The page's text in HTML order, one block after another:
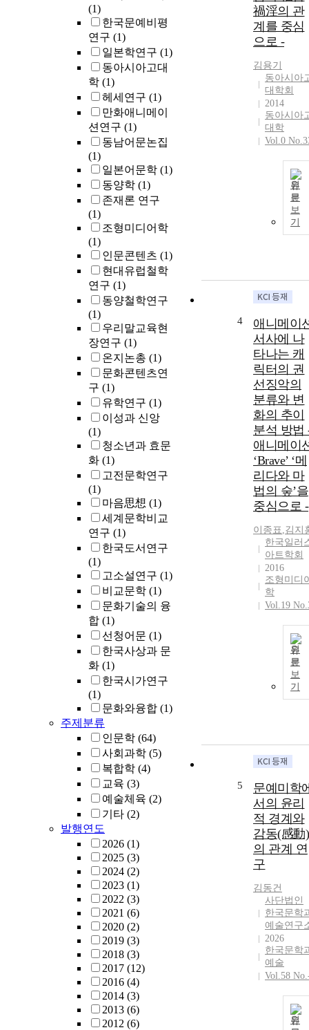
(1)
한국문예비평
연구 (1)
일본학연구 (1)
동아시아고대
학 (1)
헤세연구 (1)
만화애니메이
션연구 (1)
동남어문논집
(1)
일본어문학 (1)
동양학 (1)
존재론 연구
(1)
조형미디어학
(1)
인문콘텐츠 (1)
현대유럽철학
연구 (1)
동양철학연구
(1)
우리말교육현
장연구 (1)
온지논총 (1)
문화콘텐츠연
구 (1)
유학연구 (1)
이성과 신앙
(1)
청소년과 효문
화 (1)
고전문학연구
(1)
마음思想 (1)
세계문학비교
연구 (1)
한국도서연구
(1)
고소설연구 (1)
비교문학 (1)
문화기술의 융
합 (1)
선청어문 (1)
한국사상과 문
화 (1)
한국시가연구
(1)
문화와융합 (1)
주제분류
인문학 (64)
사회과학 (5)
복합학 (4)
교육 (3)
예술체육 (2)
기타 (2)
발행연도
2026 (1)
2025 (3)
2024 (2)
2023 (1)
2022 (3)
2021 (6)
2020 (2)
2019 (3)
2018 (3)
2017 (12)
2016 (4)
2014 (3)
2013 (6)
2012 (6)
禍淫의 관
계를 중심
으로 -
김용기
동아시아
대학회
2014
동아시아
대학
Vol.0
원
문
보
기
4
애니메이
서사에 나
타나는 캐
릭터의 권
선징악의
분류와 변
화의 추이
분석 방법
애니메이
‘Brave’ ‘메
리다와 마
법의 숲’을
중심으로 -
이종표,김지
한국일러
아트학회
2016
조형미디
학
Vol.19
원
문
보
기
5
문예미학
서의 윤리
적 경계와
감동(感動)
의 관계 연
구
김동건
사단법인
한국문학
예술연구
2026
한국문학
예술
Vol.58
원